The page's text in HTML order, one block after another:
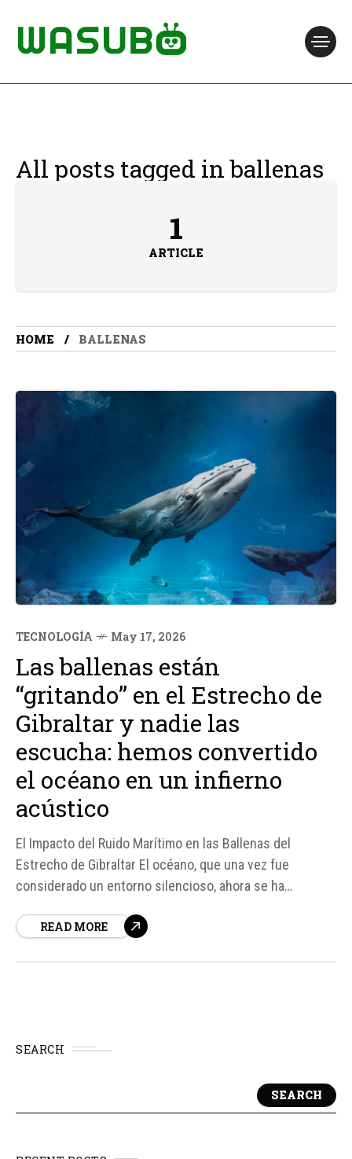
All posts tagged in ballenas
1
ARTICLE
HOME BALLENAS
TECNOLOGÍA May 17, 2026
Las ballenas están
“gritando” en el Estrecho de
Gibraltar y nadie las
escucha: hemos convertido
el océano en un infierno
acústico
El Impacto del Ruido Marítimo en las Ballenas del
Estrecho de Gibraltar El océano, que una vez fue
considerado un entorno silencioso, ahora se ha
ruido generado por motores, hélices y cascos de
READ MORE
SEARCH
SEARCH